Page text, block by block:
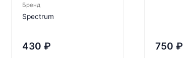
Бренд
Spectrum
430 ₽ 750 ₽